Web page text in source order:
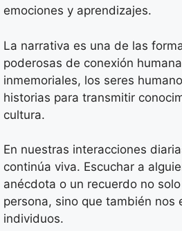
emociones y aprendizajes.
La narrativa es una de las
poderosas de conexión
inmemoriales, los seres
historias para transmitir
cultura.
En nuestras interacciones
continúa viva. Escuchar a
anécdota o un recuerdo no
persona, sino que también nos
individuos.